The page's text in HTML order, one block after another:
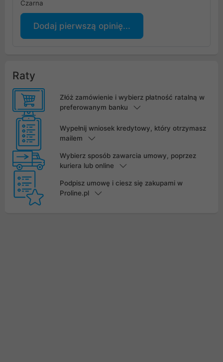
Czarna
Dodaj pierwszą opinię...
Raty
Złóż zamówienie i wybierz płatność ratalną w
preferowanym banku
Wypełnij wniosek kredytowy, który otrzymasz
mailem
Wybierz sposób zawarcia umowy, poprzez
kuriera lub online
Podpisz umowę i ciesz się zakupami w
Proline.pl